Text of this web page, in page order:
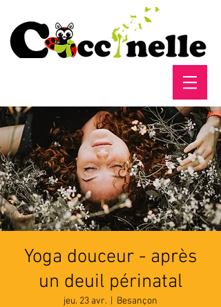
Yoga douceur - après
un deuil périnatal
jeu. 23 avr. Besançon